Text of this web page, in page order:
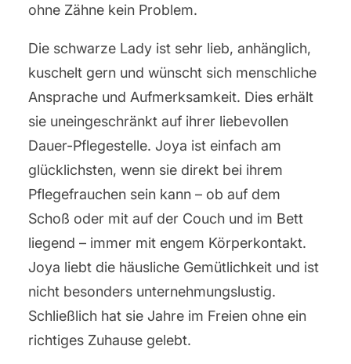
ohne Zähne kein Problem.
Die schwarze Lady ist sehr lieb, anhänglich,
kuschelt gern und wünscht sich menschliche
Ansprache und Aufmerksamkeit. Dies erhält
sie uneingeschränkt auf ihrer liebevollen
Dauer-Pflegestelle. Joya ist einfach am
glücklichsten, wenn sie direkt bei ihrem
Pflegefrauchen sein kann – ob auf dem
Schoß oder mit auf der Couch und im Bett
liegend – immer mit engem Körperkontakt.
Joya liebt die häusliche Gemütlichkeit und ist
nicht besonders unternehmungslustig.
Schließlich hat sie Jahre im Freien ohne ein
richtiges Zuhause gelebt.